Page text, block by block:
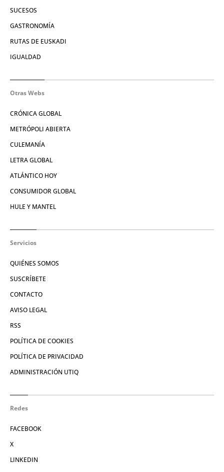
SUCESOS
GASTRONOMÍA
RUTAS DE EUSKADI
IGUALDAD
Otras Webs
CRÓNICA GLOBAL
METRÓPOLI ABIERTA
CULEMANÍA
LETRA GLOBAL
ATLÁNTICO HOY
CONSUMIDOR GLOBAL
HULE Y MANTEL
Servicios
QUIÉNES SOMOS
SUSCRÍBETE
CONTACTO
AVISO LEGAL
RSS
POLÍTICA DE COOKIES
POLÍTICA DE PRIVACIDAD
ADMINISTRACIÓN UTIQ
Redes
FACEBOOK
X
LINKEDIN